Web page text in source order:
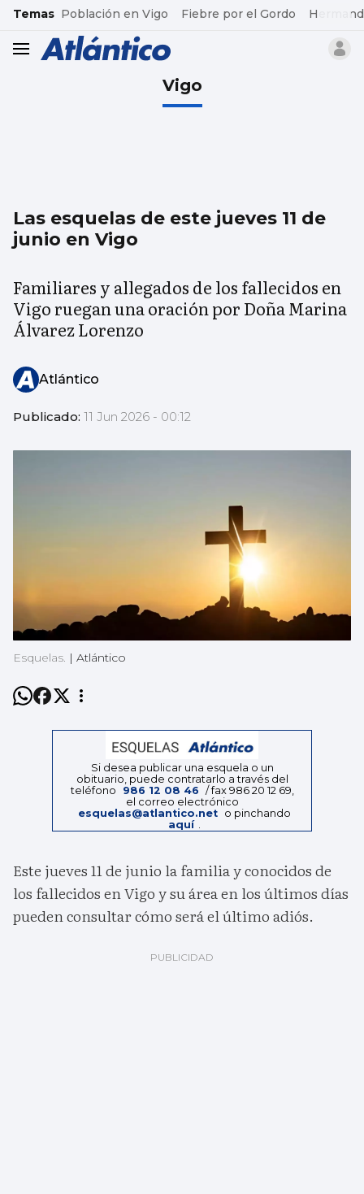
common.go-to-content
Temas Población en Vigo Fiebre por el Gordo
header.menu.open
Vigo
Las esquelas de este jueves 11 de
junio en Vigo
Familiares y allegados de los fallecidos en
Vigo ruegan una oración por Doña Marina
Álvarez Lorenzo
Atlántico
Publicado: 11 Jun 2026 - 00:12
Esquelas. | Atlántico
Si desea publicar una esquela o un
obituario, puede contratarlo a través del
teléfono
986 12 08 46 / fax 986 20 12 69,
el correo electrónico
esquelas@atlantico.net
o pinchando
aquí .
Este jueves 11 de junio la familia y conocidos de
los fallecidos en Vigo y su área en los últimos días
pueden consultar cómo será el último adiós.